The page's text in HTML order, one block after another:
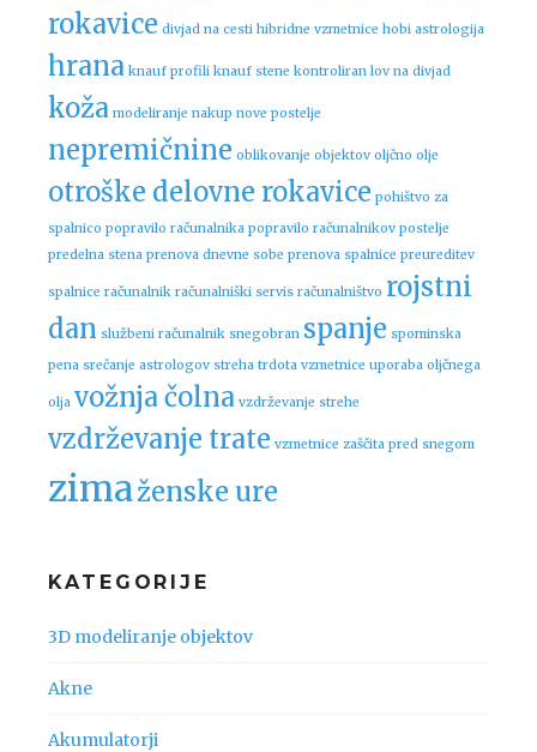
rokavice divjad na cesti hibridne vzmetnice hobi astrologija
hrana knauf profili knauf stene kontroliran lov na divjad
koža modeliranje nakup nove postelje
nepremičnine oblikovanje objektov oljčno olje
otroške delovne rokavice pohištvo za
spalnico popravilo računalnika popravilo računalnikov postelje
predelna stena prenova dnevne sobe prenova spalnice preureditev
spalnice računalnik računalniški servis računalništvo rojstni
dan službeni računalnik snegobran spanje spominska
pena srečanje astrologov streha trdota vzmetnice uporaba oljčnega
olja vožnja čolna vzdrževanje strehe
vzdrževanje trate vzmetnice zaščita pred snegom
zimaženske ure
KATEGORIJE
3D modeliranje objektov
Akne
Akumulatorji